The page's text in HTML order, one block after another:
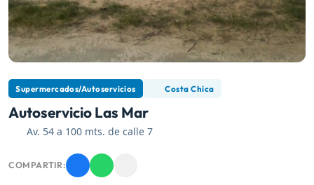
Supermercados/Autoservicios Costa Chica
Autoservicio Las Mar
Av. 54 a 100 mts. de calle 7
COMPARTIR: